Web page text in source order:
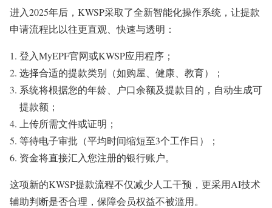
进入2025年后，KWSP采取了全新智能化操作系统，让提款
申请流程比以往更直观、快速与透明：
登入MyEPF官网或KWSP应用程序；
选择合适的提款类别（如购屋、健康、教育）；
系统将根据您的年龄、户口余额及提款目的，自动生成可
提款额；
上传所需文件或证明；
等待电子审批（平均时间缩短至3个工作日）；
资金将直接汇入您注册的银行账户。
这项新的KWSP提款流程不仅减少人工干预，更采用AI技术
辅助判断是否合理，保障会员权益不被滥用。